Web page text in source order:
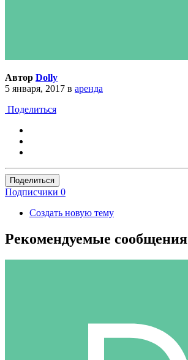
Автор Dolly
5 января, 2017 в аренда
Поделиться
Поделиться
Подписчики 0
Создать новую тему
Рекомендуемые сообщения